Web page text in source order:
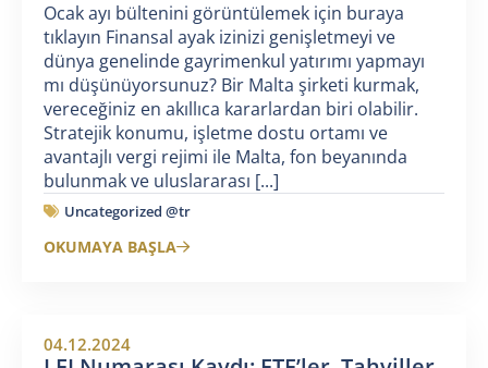
Ocak ayı bültenini görüntülemek için buraya
tıklayın Finansal ayak izinizi genişletmeyi ve
dünya genelinde gayrimenkul yatırımı yapmayı
mı düşünüyorsunuz? Bir Malta şirketi kurmak,
vereceğiniz en akıllıca kararlardan biri olabilir.
Stratejik konumu, işletme dostu ortamı ve
avantajlı vergi rejimi ile Malta, fon beyanında
bulunmak ve uluslararası [...]
Uncategorized @tr
OKUMAYA BAŞLA
04.12.2024